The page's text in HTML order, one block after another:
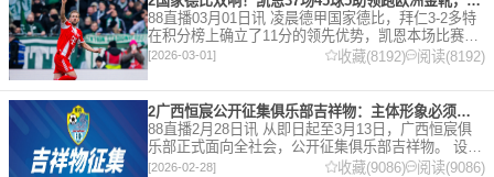
88直播03月01日讯 凌晨德甲国家德比，拜仁3-2多特
在积分榜上确立了11分的领先优势，凯恩本场比赛上
演双响。 本赛季32岁的凯恩仍然保持着超高的效率，
在到目前为止保持全勤，出战37场比赛，狂轰45
[2026-03-01] 收藏(8192) 阅读(8192)
2广西恒宸公开征集俱乐部吉祥物：主体形象必须为龙
88直播2月28日讯 从即日起至3月13日，广西恒宸俱
乐部正式面向全社会，公开征集俱乐部吉祥物。 设计
要求 1. 主体形象：必须为龙。龙，是中华民族的精神
[2026-02-28] 收藏(9086) 阅读(9086)